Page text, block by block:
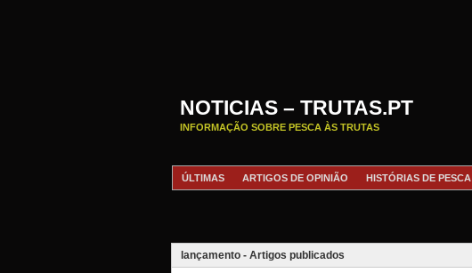
NOTICIAS – TRUTAS.PT
INFORMAÇÃO SOBRE PESCA ÀS TRUTAS
ÚLTIMAS
ARTIGOS DE OPINIÃO HISTÓRIAS DE PESCA
lançamento - Artigos publicados